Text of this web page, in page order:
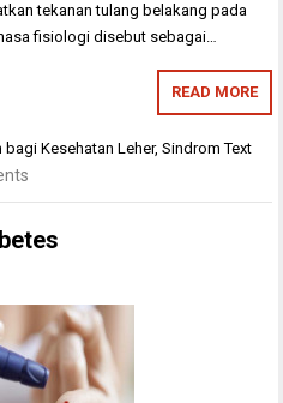
tekanan tulang belakang pada
fisiologi disebut sebagai…
READ MORE
bagi Kesehatan Leher,Sindrom Text